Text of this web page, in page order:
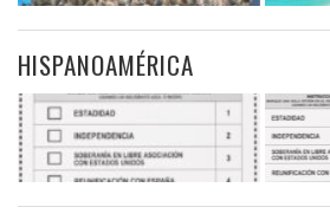
HISPANOAMÉRICA